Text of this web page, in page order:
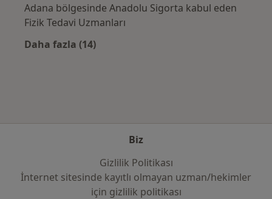
Adana bölgesinde Anadolu Sigorta kabul eden
Fizik Tedavi Uzmanları
Daha fazla (14)
Biz
Gizlilik Politikası
İnternet sitesinde kayıtlı olmayan uzman/hekimler
i̇çin gizlilik politikası